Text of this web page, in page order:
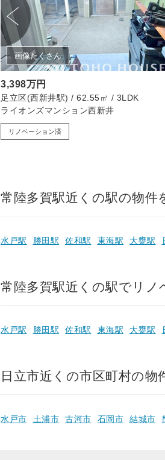
画像たくさん
3,398万円
足立区(西新井駅) / 62.55㎡ / 3LDK
ライオンズマンション西新井
リノベーション済
常陸多賀駅近くの駅の物件
水戸駅 勝田駅 佐和駅 東海駅 大甕駅
常陸多賀駅近くの駅でリ
水戸駅 勝田駅 佐和駅 東海駅 大甕駅
日立市近くの市区町村の物
水戸市 土浦市 古河市 石岡市 結城市